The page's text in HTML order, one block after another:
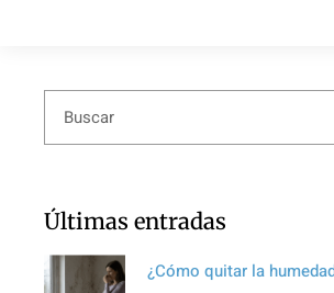
Últimas entradas
¿Cómo quitar la